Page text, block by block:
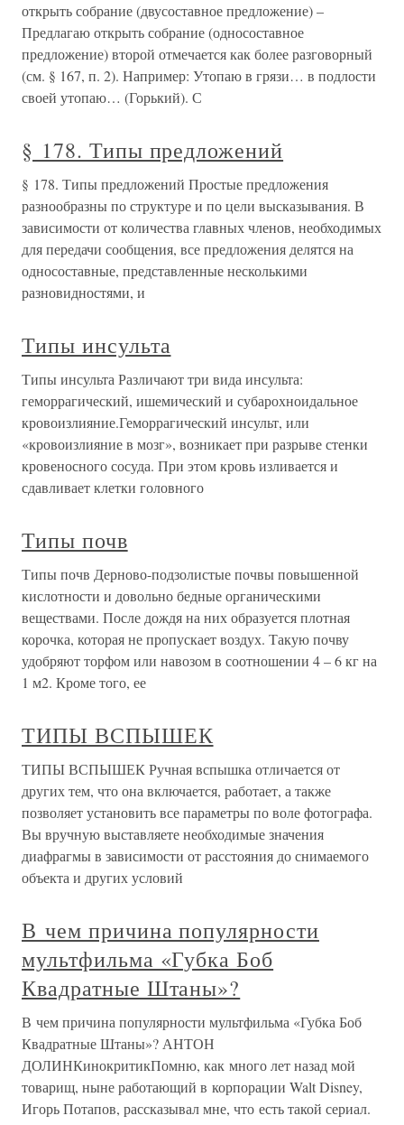
открыть собрание (двусоставное предложение) –
Предлагаю открыть собрание (односоставное
предложение) второй отмечается как более разговорный
(см. § 167, п. 2). Например: Утопаю в грязи… в подлости
своей утопаю… (Горький). С
§ 178. Типы предложений
§ 178. Типы предложений Простые предложения
разнообразны по структуре и по цели высказывания. В
зависимости от количества главных членов, необходимых
для передачи сообщения, все предложения делятся на
односоставные, представленные несколькими
разновидностями, и
Типы инсульта
Типы инсульта Различают три вида инсульта:
геморрагический, ишемический и субарохноидальное
кровоизлияние.Геморрагический инсульт, или
«кровоизлияние в мозг», возникает при разрыве стенки
кровеносного сосуда. При этом кровь изливается и
сдавливает клетки головного
Типы почв
Типы почв Дерново-подзолистые почвы повышенной
кислотности и довольно бедные органическими
веществами. После дождя на них образуется плотная
корочка, которая не пропускает воздух. Такую почву
удобряют торфом или навозом в соотношении 4 – 6 кг на
1 м2. Кроме того, ее
ТИПЫ ВСПЫШЕК
ТИПЫ ВСПЫШЕК Ручная вспышка отличается от
других тем, что она включается, работает, а также
позволяет установить все параметры по воле фотографа.
Вы вручную выставляете необходимые значения
диафрагмы в зависимости от расстояния до снимаемого
объекта и других условий
В чем причина популярности
мультфильма «Губка Боб
Квадратные Штаны»?
В чем причина популярности мультфильма «Губка Боб
Квадратные Штаны»? АНТОН
ДОЛИНКинокритикПомню, как много лет назад мой
товарищ, ныне работающий в корпорации Walt Disney,
Игорь Потапов, рассказывал мне, что есть такой сериал.